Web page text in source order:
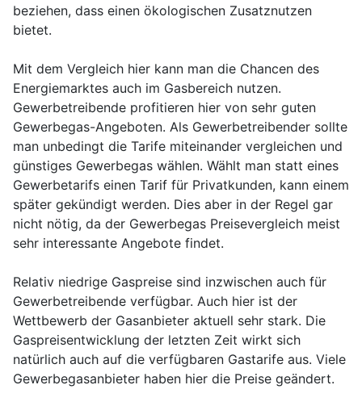
beziehen, dass einen ökologischen Zusatznutzen
bietet.
Mit dem Vergleich hier kann man die Chancen des
Energiemarktes auch im Gasbereich nutzen.
Gewerbetreibende profitieren hier von sehr guten
Gewerbegas-Angeboten. Als Gewerbetreibender sollte
man unbedingt die Tarife miteinander vergleichen und
günstiges Gewerbegas wählen. Wählt man statt eines
Gewerbetarifs einen Tarif für Privatkunden, kann einem
später gekündigt werden. Dies aber in der Regel gar
nicht nötig, da der Gewerbegas Preisevergleich meist
sehr interessante Angebote findet.
Relativ niedrige Gaspreise sind inzwischen auch für
Gewerbetreibende verfügbar. Auch hier ist der
Wettbewerb der Gasanbieter aktuell sehr stark. Die
Gaspreisentwicklung der letzten Zeit wirkt sich
natürlich auch auf die verfügbaren Gastarife aus. Viele
Gewerbegasanbieter haben hier die Preise geändert.